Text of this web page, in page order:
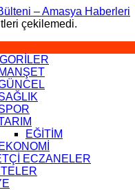
çekilemedi.
MANŞET
EĞİTİM
EKONOMİ
ECZANELER